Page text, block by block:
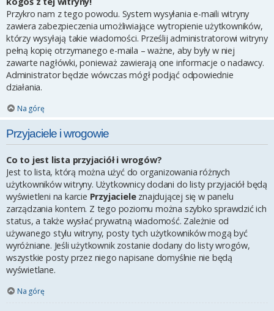
Przykro nam z tego powodu. System wysyłania e-maili witryny
zawiera zabezpieczenia umożliwiające wytropienie użytkowników,
którzy wysyłają takie wiadomości. Prześlij administratorowi witryny
pełną kopię otrzymanego e-maila – ważne, aby były w niej
zawarte nagłówki, ponieważ zawierają one informacje o nadawcy.
Administrator będzie wówczas mógł podjąć odpowiednie
działania.
Na górę
Przyjaciele i wrogowie
Co to jest lista przyjaciół i wrogów?
Jest to lista, którą można użyć do organizowania różnych
użytkowników witryny. Użytkownicy dodani do listy przyjaciół będą
wyświetleni na karcie Przyjacieleznajdującej się w panelu
zarządzania kontem. Z tego poziomu można szybko sprawdzić ich
status, a także wysłać prywatną wiadomość. Zależnie od
używanego stylu witryny, posty tych użytkowników mogą być
wyróżniane. Jeśli użytkownik zostanie dodany do listy wrogów,
wszystkie posty przez niego napisane domyślnie nie będą
wyświetlane.
Na górę